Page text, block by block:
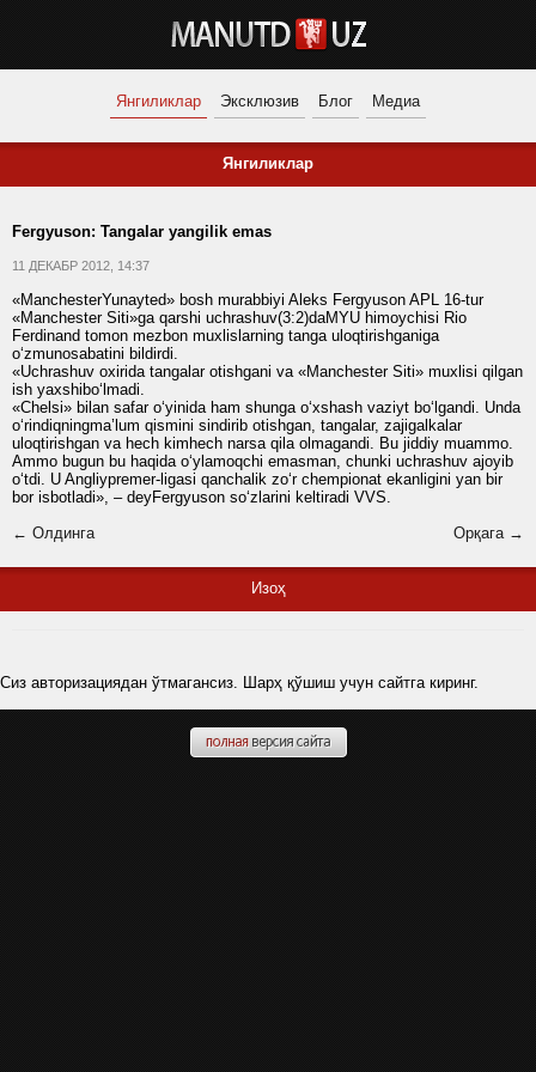
Янгиликлар Эксклюзив Блог Медиа
Янгиликлар
Fergyuson: Tangalar yangilik emas
11 ДЕКАБР 2012, 14:37
«ManchesterYunayted» bosh murabbiyi Aleks Fergyuson APL 16-tur
«Manchester Siti»ga qarshi uchrashuv(3:2)daMYU himoychisi Rio
Ferdinand tomon mezbon muxlislarning tanga uloqtirishganiga
o‘zmunosabatini bildirdi.
«Uchrashuv oxirida tangalar otishgani va «Manchester Siti» muxlisi qilgan
ish yaxshibo‘lmadi.
«Chelsi» bilan safar o‘yinida ham shunga o‘xshash vaziyt bo‘lgandi. Unda
o‘rindiqningma’lum qismini sindirib otishgan, tangalar, zajigalkalar
uloqtirishgan va hech kimhech narsa qila olmagandi. Bu jiddiy muammo.
Ammo bugun bu haqida o‘ylamoqchi emasman, chunki uchrashuv ajoyib
o‘tdi. U Angliypremer-ligasi qanchalik zo‘r chempionat ekanligini yan bir
bor isbotladi», – deyFergyuson so‘zlarini keltiradi VVS.
← Олдинга
Орқага →
Изоҳ
Сиз авторизациядан ўтмагансиз. Шарҳ қўшиш учун сайтга киринг.